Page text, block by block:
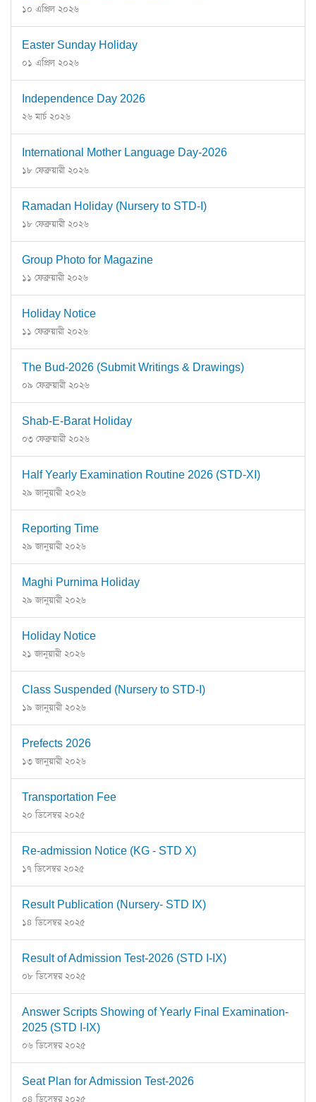
১০ এপ্রিল ২০২৬
Easter Sunday Holiday
০১ এপ্রিল ২০২৬
Independence Day 2026
২৬ মার্চ ২০২৬
International Mother Language Day-2026
১৮ ফেব্রুয়ারী ২০২৬
Ramadan Holiday (Nursery to STD-I)
১৮ ফেব্রুয়ারী ২০২৬
Group Photo for Magazine
১১ ফেব্রুয়ারী ২০২৬
Holiday Notice
১১ ফেব্রুয়ারী ২০২৬
The Bud-2026 (Submit Writings & Drawings)
০৯ ফেব্রুয়ারী ২০২৬
Shab-E-Barat Holiday
০৩ ফেব্রুয়ারী ২০২৬
Half Yearly Examination Routine 2026 (STD-XI)
২৯ জানুয়ারী ২০২৬
Reporting Time
২৯ জানুয়ারী ২০২৬
Maghi Purnima Holiday
২৯ জানুয়ারী ২০২৬
Holiday Notice
২১ জানুয়ারী ২০২৬
Class Suspended (Nursery to STD-I)
১৯ জানুয়ারী ২০২৬
Prefects 2026
১৩ জানুয়ারী ২০২৬
Transportation Fee
২০ ডিসেম্বর ২০২৫
Re-admission Notice (KG - STD X)
১৭ ডিসেম্বর ২০২৫
Result Publication (Nursery- STD IX)
১৪ ডিসেম্বর ২০২৫
Result of Admission Test-2026 (STD I-IX)
০৮ ডিসেম্বর ২০২৫
Answer Scripts Showing of Yearly Final Examination-
2025 (STD I-IX)
০৬ ডিসেম্বর ২০২৫
Seat Plan for Admission Test-2026
০৪ ডিসেম্বর ২০২৫